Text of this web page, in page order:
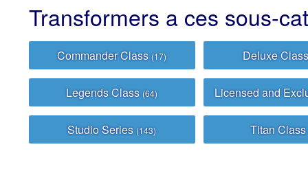
Transformers a ces sous-
Commander Class(17) Deluxe Class
Legends Class(64) Licensed and
Studio Series(143) Titan Class